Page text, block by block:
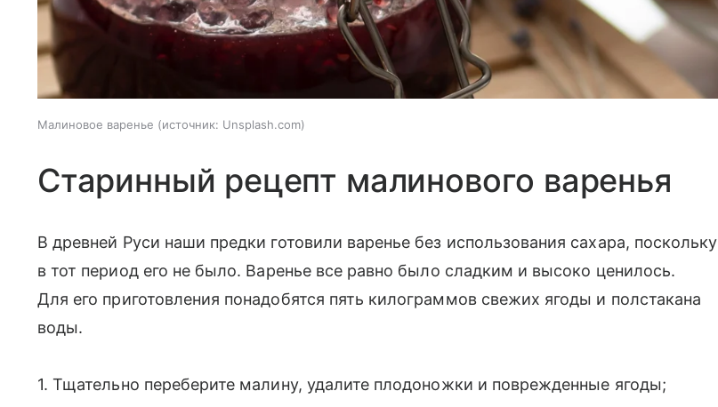
Малиновое варенье источник: Unsplash.com
Старинный рецепт малинового варенья
В древней Руси наши предки готовили варенье без использования сахара, поскольку
в тот период его не было. Варенье все равно было сладким и высоко ценилось.
Для его приготовления понадобятся пять килограммов свежих ягоды и полстакана
воды.
1. Тщательно переберите малину, удалите плодоножки и поврежденные ягоды;